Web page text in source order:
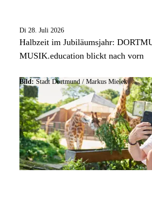
Di 28. Juli 2026
Halbzeit im Jubiläumsjahr:
MUSIK.education blickt nach vorn
Bild: Stadt Dortmund / Markus Mielek